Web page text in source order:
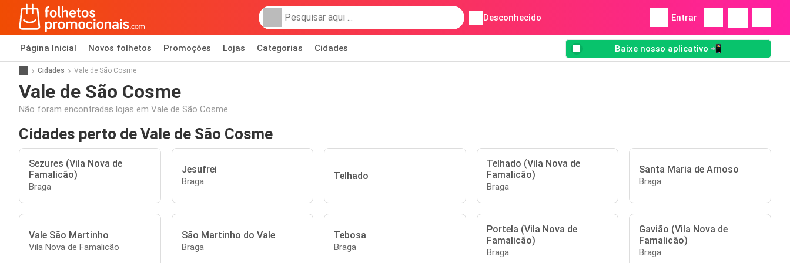
Desconhecido Entrar
Página Inicial Novos folhetos Promoções Lojas Categorias Cidades Baixe nosso aplicativo 📲
Cidades Vale de São Cosme
Vale de São Cosme
Não foram encontradas lojas em Vale de São Cosme.
Cidades perto de Vale de São Cosme
Sezures (Vila Nova de
Famalicão)
Braga
Jesufrei
Braga Telhado
Telhado (Vila Nova de
Famalicão)
Braga
Santa Maria de Arnoso
Braga
Vale São Martinho
Vila Nova de Famalicão
São Martinho do Vale
Braga
Tebosa
Braga
Portela (Vila Nova de
Famalicão)
Braga
Gavião (Vila Nova de
Famalicão)
Braga